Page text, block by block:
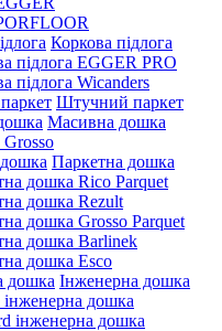
Коркова підлога
підлога EGGER PRO
підлога Wicanders
Штучний паркет
Масивна дошка
Паркетна дошка
дошка Rico Parquet
дошка Rezult
дошка Grosso Parquet
дошка Barlinek
дошка Esco
Інженерна дошка
інженерна дошка
інженерна дошка